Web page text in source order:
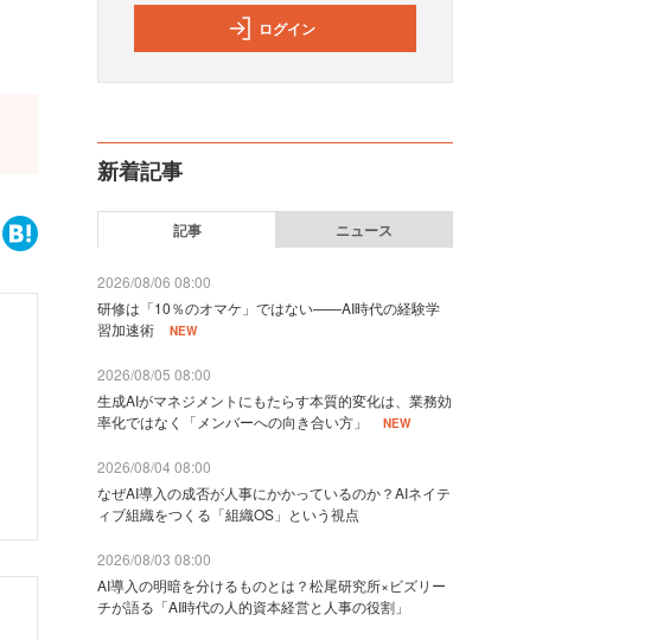
ログイン
新着記事
記事 ニュース
2026/08/06 08:00
研修は「10％のオマケ」ではない——AI時代の経験学
習加速術
NEW
2026/08/05 08:00
生成AIがマネジメントにもたらす本質的変化は、業務効
率化ではなく「メンバーへの向き合い方」
NEW
2026/08/04 08:00
なぜAI導入の成否が人事にかかっているのか？AIネイテ
ィブ組織をつくる「組織OS」という視点
2026/08/03 08:00
AI導入の明暗を分けるものとは？松尾研究所×ビズリー
チが語る「AI時代の人的資本経営と人事の役割」